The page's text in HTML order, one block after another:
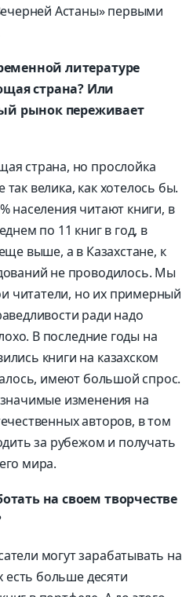
Астаны» первыми
литературе
страна? Или
рынок переживает
страна, но прослойка
велика, как хотелось бы.
населения читают книги, в
по 11 книг в год, в
выше, а в Казахстане, к
не проводилось. Мы
читатели, но их примерный
ради надо
В последние годы на
книги на казахском
имеют большой спрос.
изменения на
авторов, в том
за рубежом и получать
мира.
на своем творчестве
могут зарабатывать на
есть больше десяти